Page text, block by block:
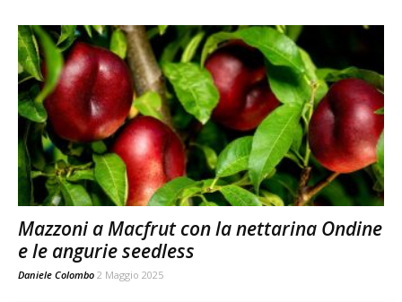
Mazzoni a Macfrut con la nettarina Ondine
e le angurie seedless
Daniele Colombo 2 Maggio 2025